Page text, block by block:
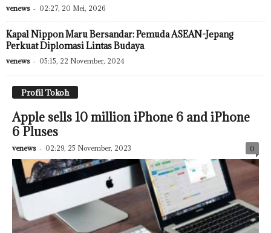
venews - 02:27, 20 Mei, 2026
Kapal Nippon Maru Bersandar: Pemuda ASEAN-Jepang
Perkuat Diplomasi Lintas Budaya
venews - 05:15, 22 November, 2024
Profil Tokoh
Apple sells 10 million iPhone 6 and iPhone
6 Pluses
venews - 02:29, 25 November, 2023 0